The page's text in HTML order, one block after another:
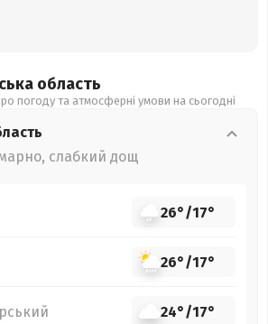
область
погоду та атмосферні умови на сьогодні
слабкий дощ
26°/17°
26°/17°
24°/17°